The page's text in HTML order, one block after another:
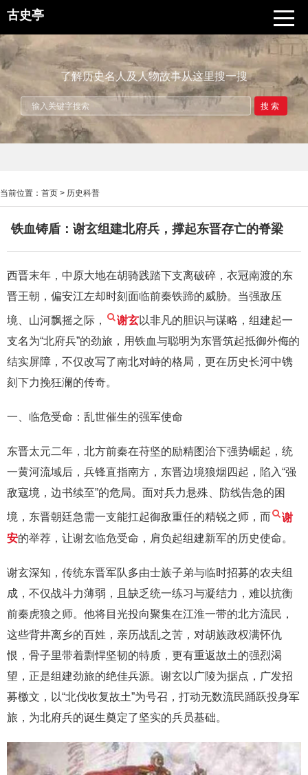
古史亭
了解历史名人及人物故事从这里搜一搜
搜索
当前位置： 首页 > 历史科普
铁血铸盾：谢玄组建北府兵，撑起东晋存亡的脊梁
西晋末年，中原大地在胡骑践踏下支离破碎，衣冠南渡的东
晋王朝，偏安江左却时刻面临前秦铁蹄的威胁。当强敌压
境、山河飘摇之际， 谢玄以非凡的胆识与谋略，组建起一
支名为“北府兵”的劲旅，用铁血与聪明为东晋筑起抵御外侮的
结实屏障，不仅改写了南北对峙的格局，更在历史长河中镌
刻下力挽狂澜的传奇。
一、临危受命：乱世催生的强军使命
东晋太元二年，北方前秦在苻坚的励精图治下强势崛起，统
一黄河流域后，兵锋直指南方，东晋边境狼烟四起，陷入“强
敌寇境，边书续至”的危局。面对兵力悬殊、防线告急的困
境，东晋朝廷急需一支能扛起御敌重任的精锐之师，而
谢
安的举荐，让谢玄临危受命，肩负起组建新军的历史使命。
谢玄深知，传统东晋军队多由士族子弟与临时招募的农夫组
成，不仅战斗力薄弱，且缺乏统一练习与凝结力，难以抗衡
前秦虎狼之师。他将目光投向聚集在江淮一带的北方流民，
这些背井离乡的百姓，亲历战乱之苦，对胡族政权满怀仇
恨，骨子里带着剽悍坚韧的特质，更有重返故土的强烈渴
望，正是组建劲旅的绝佳兵源。谢玄以广陵为据点，广发招
募檄文，以“北伐收复故土”为号召，打动无数流民踊跃投身军
旅，为北府兵的诞生奠定了坚实的兵员基础。